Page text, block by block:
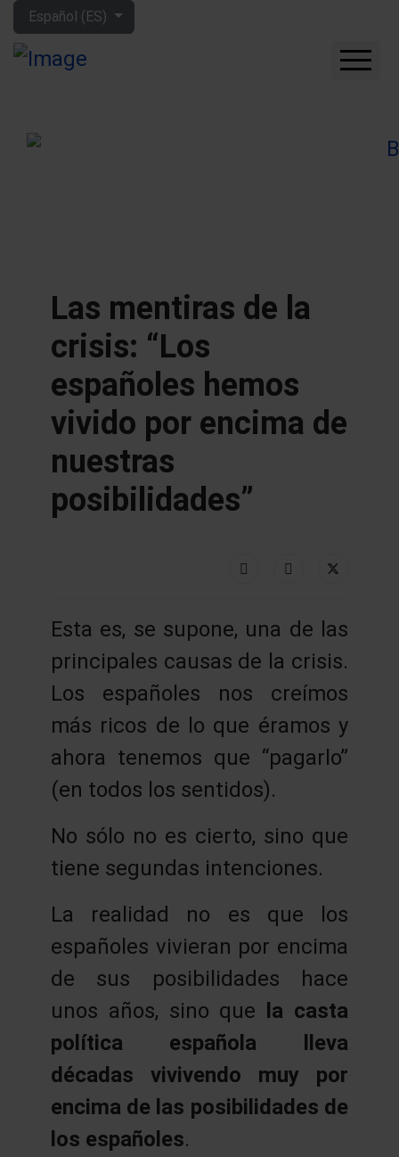
Seleccione su idioma
Español (ES)
APRENDE MÁS
Las mentiras de la
crisis: “Los
españoles hemos
vivido por encima de
nuestras
posibilidades”
Esta es, se supone, una de las
principales causas de la crisis.
Los españoles nos creímos
más ricos de lo que éramos y
ahora tenemos que “pagarlo”
(en todos los sentidos).
No sólo no es cierto, sino que
tiene segundas intenciones.
La realidad no es que los
españoles vivieran por encima
de sus posibilidades hace
unos años, sino que la casta
política española lleva
décadas vivivendo muy por
encima de las posibilidades de
los españoles.